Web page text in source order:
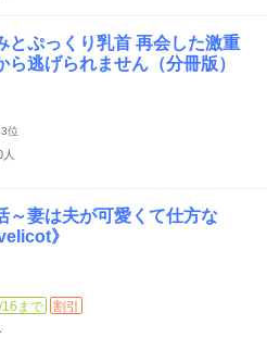
とぷっくり乳首 再会した激重
ら逃げられません（分冊版）
位
～妻は夫が可愛くて仕方な
》
16まで 割引